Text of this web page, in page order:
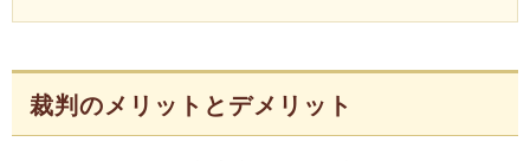
裁判のメリットとデメリット